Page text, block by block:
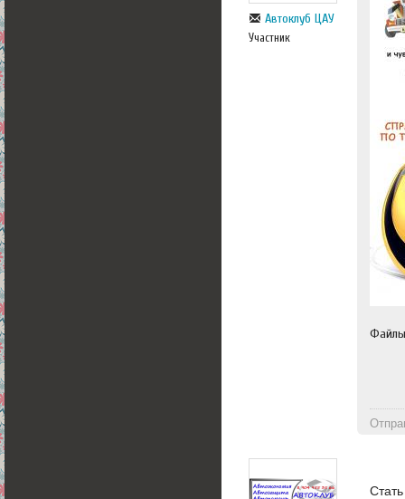
Автоклуб ЦАУ
Участник